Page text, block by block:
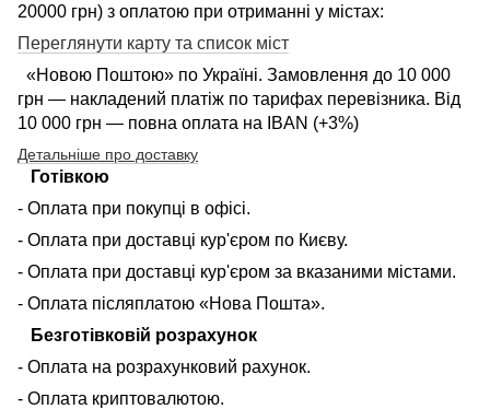
20000 грн) з оплатою при отриманні у містах:
Переглянути карту та список міст
«Новою Поштою» по Україні. Замовлення до 10 000
грн — накладений платіж по тарифах перевізника. Від
10 000 грн — повна оплата на IBAN (+3%)
Детальніше про доставку
Готівкою
- Оплата при покупці в офісі.
- Оплата при доставці кур'єром по Києву.
- Оплата при доставці кур'єром за вказаними містами.
- Оплата післяплатою «Нова Пошта».
Безготівковій розрахунок
- Оплата на розрахунковий рахунок.
- Оплата криптовалютою.